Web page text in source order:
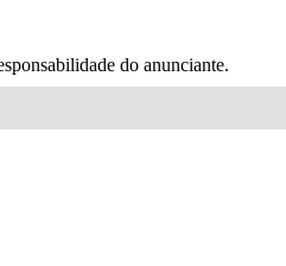
do anunciante.